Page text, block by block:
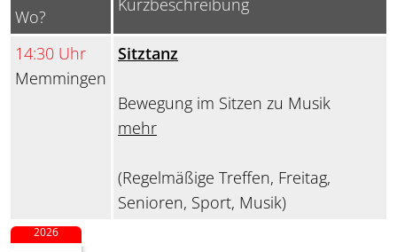
Wo?
Kurzbeschreibung
14:30 Uhr
Memmingen
Sitztanz
Bewegung im Sitzen zu Musik
mehr
(Regelmäßige Treffen, Freitag,
Senioren, Sport, Musik)
2026